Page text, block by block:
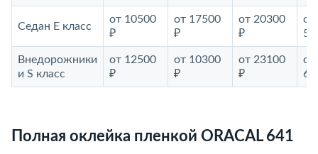
Седан E класс
от 10500
₽
от 17500
₽
от 20300
₽
от
Внедорожники
и S класс
от 12500
₽
от 10300
₽
от 23100
₽
от
Полная оклейка пленкой ORACAL 641